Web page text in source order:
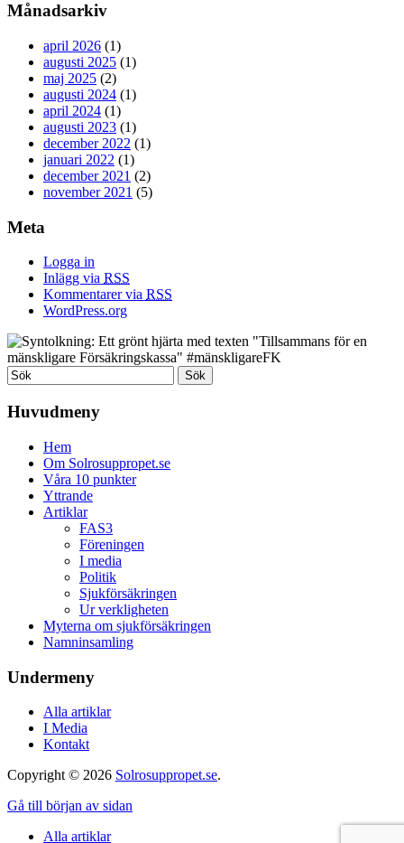
Månadsarkiv
april 2026 (1)
augusti 2025 (1)
maj 2025 (2)
augusti 2024 (1)
april 2024 (1)
augusti 2023 (1)
december 2022 (1)
januari 2022 (1)
december 2021 (2)
november 2021 (5)
Meta
Logga in
Inlägg via RSS
Kommentarer via RSS
WordPress.org
Huvudmeny
Hem
Om Solrosuppropet.se
Våra 10 punkter
Yttrande
Artiklar
FAS3
Föreningen
I media
Politik
Sjukförsäkringen
Ur verkligheten
Myterna om sjukförsäkringen
Namninsamling
Undermeny
Alla artiklar
I Media
Kontakt
Copyright © 2026 Solrosuppropet.se.
Gå till början av sidan
Alla artiklar